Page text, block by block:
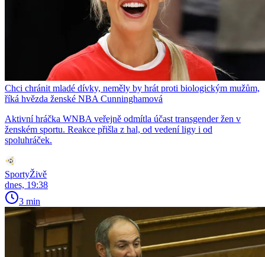
Chci chránit mladé dívky, neměly by hrát proti biologickým mužům,
říká hvězda ženské NBA Cunninghamová
Aktivní hráčka WNBA veřejně odmítla účast transgender žen v
ženském sportu. Reakce přišla z hal, od vedení ligy i od
spoluhráček.
SportyŽivě
dnes, 19:38
3 min